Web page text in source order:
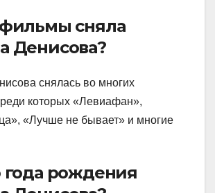
сняла
Денисова?
снялась во многих
которых «Левиафан»,
«Лучше не бывает» и многие
года рождения